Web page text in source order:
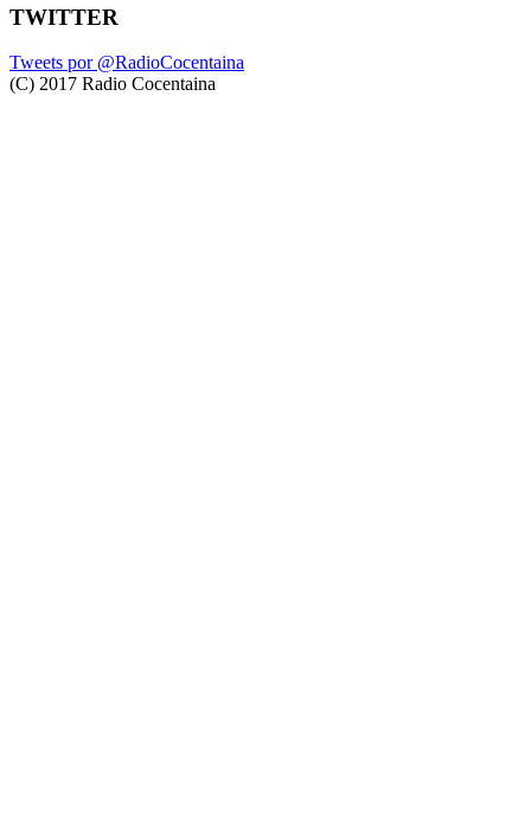
TWITTER
Tweets por @RadioCocentaina
(C) 2017 Radio Cocentaina